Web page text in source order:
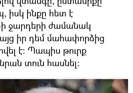
իսկ ինքը հետ է
ի ջարդերի ժամանակ
իր դեմ մահափորձից
է: Պապիս թուրք
տուն հասնել: